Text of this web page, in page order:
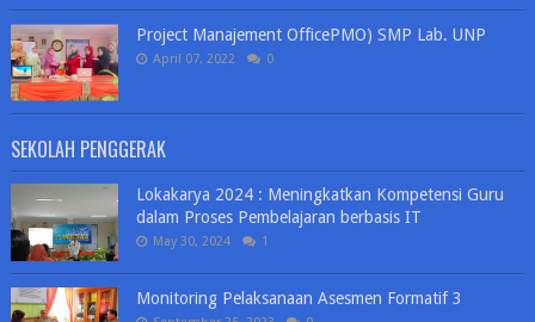
Project Manajement OfficePMO) SMP Lab. UNP
April 07, 2022 0
SEKOLAH PENGGERAK
Lokakarya 2024 : Meningkatkan Kompetensi Guru
dalam Proses Pembelajaran berbasis IT
May 30, 2024 1
Monitoring Pelaksanaan Asesmen Formatif 3